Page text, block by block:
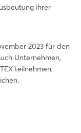
ihrer
2023 für den
Unternehmen,
teilnehmen,